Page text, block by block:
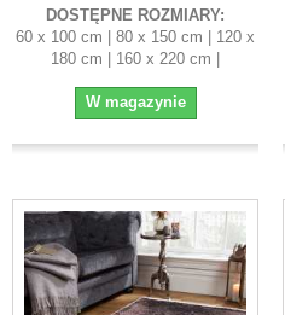
DOSTĘPNE ROZMIARY:
60 x 100 cm | 80 x 150 cm | 120 x
180 cm | 160 x 220 cm |
W magazynie